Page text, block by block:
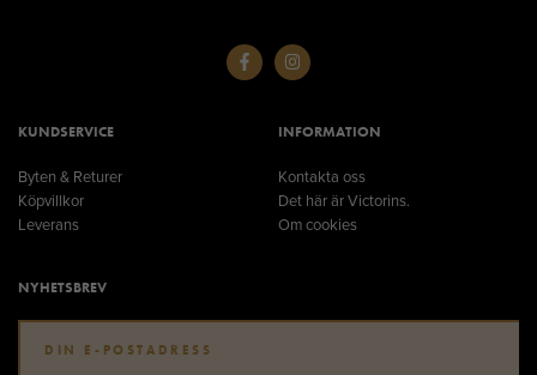
KUNDSERVICE
Byten & Returer
Köpvillkor
Leverans
INFORMATION
Kontakta oss
Det här är Victorins.
Om cookies
NYHETSBREV